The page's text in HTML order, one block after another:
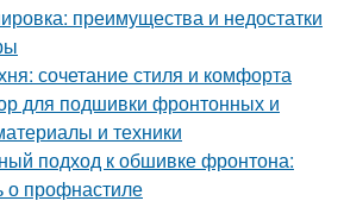
преимущества и недостатки
сочетание стиля и комфорта
для подшивки фронтонных и
и техники
подход к обшивке фронтона:
о профнастиле